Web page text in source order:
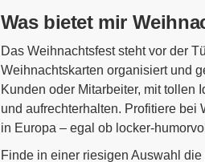
Was bietet mir
Das Weihnachtsfest steht vor der
Weihnachtskarten organisiert und
Kunden oder Mitarbeiter, mit tollen
und aufrechterhalten. Profitiere
in Europa – egal ob locker-
Finde in einer riesigen Auswahl